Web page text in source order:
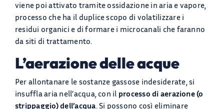
viene poi attivato tramite ossidazione in aria e vapore,
processo che ha il duplice scopo di volatilizzare i
residui organici e di formare i microcanali che faranno
da siti di trattamento.
L’aerazione delle acque
Per allontanare le sostanze gassose indesiderate, si
insuffla aria nell’acqua, con il processo di aerazione (o
strippaggio) dell’acqua. Si possono così eliminare